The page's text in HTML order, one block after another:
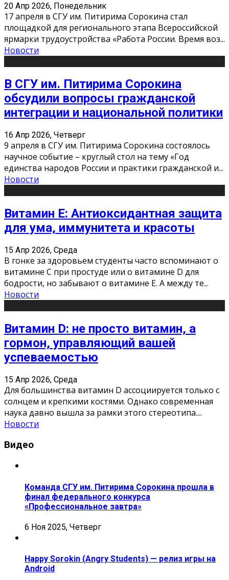
20 Апр 2026, Понедельник
17 апреля в СГУ им. Питирима Сорокина стал
площадкой для регионального этапа Всероссийской
ярмарки трудоустройства «Работа России. Время воз...
Новости
В СГУ им. Питирима Сорокина
обсудили вопросы гражданской
интеграции и национальной политики
16 Апр 2026, Четверг
9 апреля в СГУ им. Питирима Сорокина состоялось
научное событие – круглый стол на тему «Год
единства народов России и практики гражданской и...
Новости
Витамин Е: Антиоксидантная защита
для ума, иммунитета и красоты
15 Апр 2026, Среда
В гонке за здоровьем студенты часто вспоминают о
витамине С при простуде или о витамине D для
бодрости, но забывают о витамине Е. А между те...
Новости
Витамин D: не просто витамин, а
гормон, управляющий вашей
успеваемостью
15 Апр 2026, Среда
Для большинства витамин D ассоциируется только с
солнцем и крепкими костями. Однако современная
наука давно вышла за рамки этого стереотипа....
Новости
Видео
Команда СГУ им. Питирима Сорокина прошла в
финал федерального конкурса
«Профессиональное завтра»
6 Ноя 2025, Четверг
Happy Sorokin (Angry Students) — релиз игры на
Android